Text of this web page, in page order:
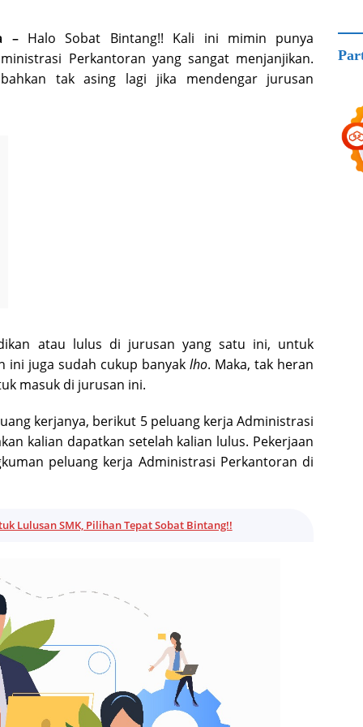
–Halo Sobat Bintang!! Kali ini mimin punya
Perkantoran yang sangat menjanjikan.
tak asing lagi jika mendengar jurusan
atau lulus di jurusan yang satu ini, untuk
ini juga sudah cukup banyaklho. Maka, tak heran
masuk di jurusan ini.
kerjanya, berikut 5 peluang kerja Administrasi
kalian dapatkan setelah kalian lulus. Pekerjaan
peluang kerja Administrasi Perkantoran di
Lulusan SMK, Pilihan Tepat Sobat Bintang!!